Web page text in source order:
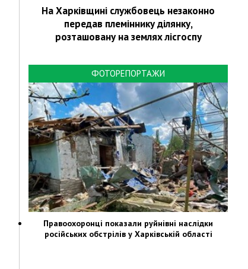
На Харківщині службовець незаконно
передав племіннику ділянку,
розташовану на землях лісгоспу
ФОТОРЕПОРТАЖИ
Правоохоронці показали руйнівні наслідки
російських обстрілів у Харківській області